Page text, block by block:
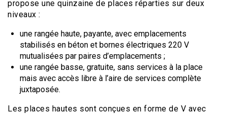
propose une quinzaine de places réparties sur deux
niveaux :
une rangée haute, payante, avec emplacements
stabilisés en béton et bornes électriques 220 V
mutualisées par paires d’emplacements ;
une rangée basse, gratuite, sans services à la place
mais avec accès libre à l’aire de services complète
juxtaposée.
Les places hautes sont conçues en forme de V avec